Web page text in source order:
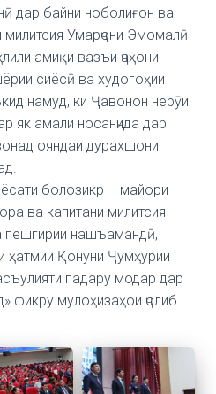
дар байни ноболиғон ва
милитсия Умарҷони Эмомалӣ
амиқи вазъи ҷаҳони
сиёсӣ ва худогоҳии
намуд, ки Ҷавонон нерӯи
як амали носанҷида дар
ояндаи дурахшони
болозикр – майори
ва капитани милитсия
пешгирии нашъамандӣ,
ҳатмии Қонуни Ҷумҳурии
падару модар дар
фикру мулоҳизаҳои ҷолиб